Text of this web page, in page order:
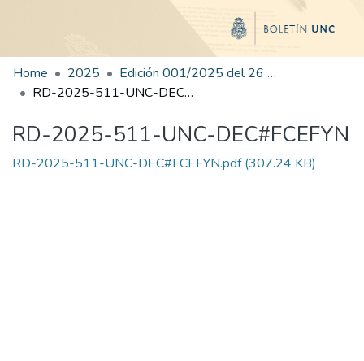
Home 2025
Edición 001/2025 del 26 de mayo de 2025
RD-2025-511-UNC-DEC#FCEFYN
RD-2025-511-UNC-DEC#FCEFYN
RD-2025-511-UNC-DEC#FCEFYN.pdf(307.24 KB)